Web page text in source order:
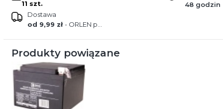
11 szt.
48 godzin
Dostawa
od 9,99 zł- ORLEN paczka
Produkty powiązane